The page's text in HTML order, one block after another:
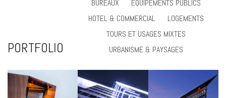
PORTFOLIO
BUREAUX
EQUIPEMENTS PUBLICS
HOTEL & COMMERCIAL
LOGEMENTS
TOURS ET USAGES MIXTES
URBANISME & PAYSAGES